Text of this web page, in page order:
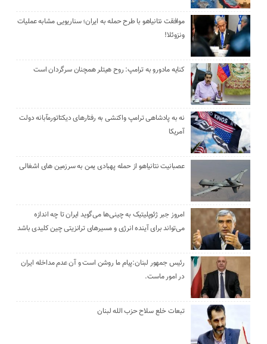
موافقت نتانیاهو با طرح حمله به ایران؛ سناریویی مشابه عملیات
ونزوئلا!
کنایه مادورو به ترامپ: روح هیتلر همچنان سرگردان است
نه به پادشاهی ترامپ واکنشی به رفتارهای دیکتاتورمآبانه دولت
آمریکا
عصبانیت نتانیاهو از حمله پهبادی یمن به سرزمین های اشغالی
امروز جبر ژئوپلیتیک به چینی‌ها می‌گوید ایران تا چه اندازه
می‌تواند برای آینده انرژی و مسیرهای ترانزیتی چین کلیدی باشد
رئیس جمهور لبنان:پیام ما روشن است و آن عدم مداخله ایران
در امور ماست.
تبعات خلع سلاح حزب الله لبنان